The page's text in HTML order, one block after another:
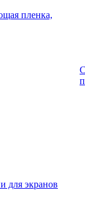
пленка,
для экранов